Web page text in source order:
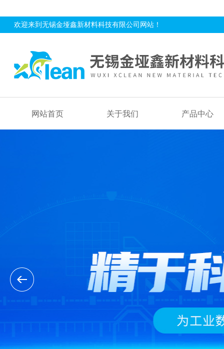
欢迎来到无锡金垭鑫新材料科技有限公司网站！
网站首页 关于我们 产品中心